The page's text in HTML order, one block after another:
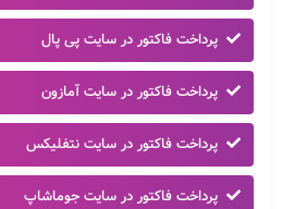
پرداخت فاکتور در سایت پی پال
پرداخت فاکتور در سایت آمازون
پرداخت فاکتور در سایت نتفلیکس
پرداخت فاکتور در سایت جوماشاپ